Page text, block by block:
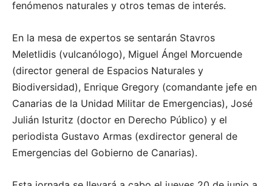
fenómenos naturales y otros temas de interés.
En la mesa de expertos se sentarán Stavros
Meletlidis (vulcanólogo), Miguel Ángel Morcuende
(director general de Espacios Naturales y
Biodiversidad), Enrique Gregory (comandante jefe en
Canarias de la Unidad Militar de Emergencias), José
Julián Isturitz (doctor en Derecho Público) y el
periodista Gustavo Armas (exdirector general de
Emergencias del Gobierno de Canarias).